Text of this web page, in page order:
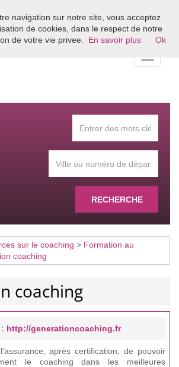
l'annuaire du coaching en France
RECHERCHE
sur le coaching > Formation au
coaching
coaching
http://generationcoaching.fr
après certification, de pouvoir
le coaching dans les meilleures
navigation sur notre site, vous acceptez
de cookies, dans le respect de notre
de votre vie privee.
En savoir plus Ok